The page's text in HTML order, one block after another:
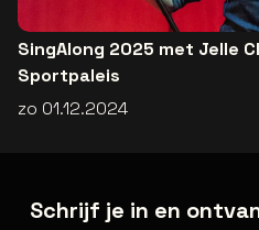
SingAlong 2025 met Jelle
Sportpaleis
zo 01.12.2024
Schrijf je in en